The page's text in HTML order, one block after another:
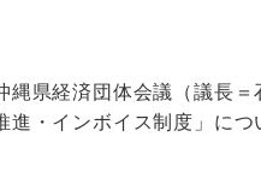
県経済団体会議（議長
進・インボイス制度」に